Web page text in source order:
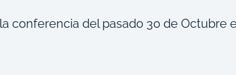
conferencia del pasado 30 de Octubre